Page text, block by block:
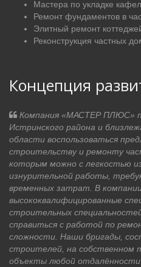
Мастера по укладке
Ремонт фундаментов в
Элитный ремонт
Реконструкция частных
Концепция
Компания «МАСТЕР ПЛЮС»
Истринского района и
области воспользоваться
строительству и ремонту
которым можно с легкостью
изнурительной работы,
временных затрат. В
высококвалифицированные
строительных
справиться с работой по
сложности. Наши бригады,
строителей, на собственном
объекты любой отдалённости.